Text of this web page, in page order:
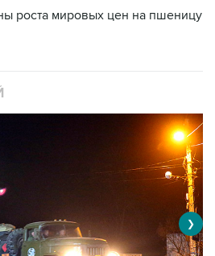
роста мировых цен на пшеницу
❯